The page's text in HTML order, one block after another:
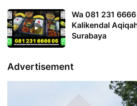
Wa 081 231
Kalikendal
Surabaya
Advertisement